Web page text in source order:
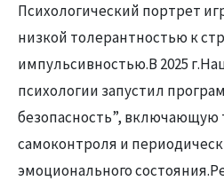
Психологический портрет
низкой толерантностью к
импульсивностью.В 2025
психологии запустил
безопасность”, включающую
самоконтроля и
эмоционального